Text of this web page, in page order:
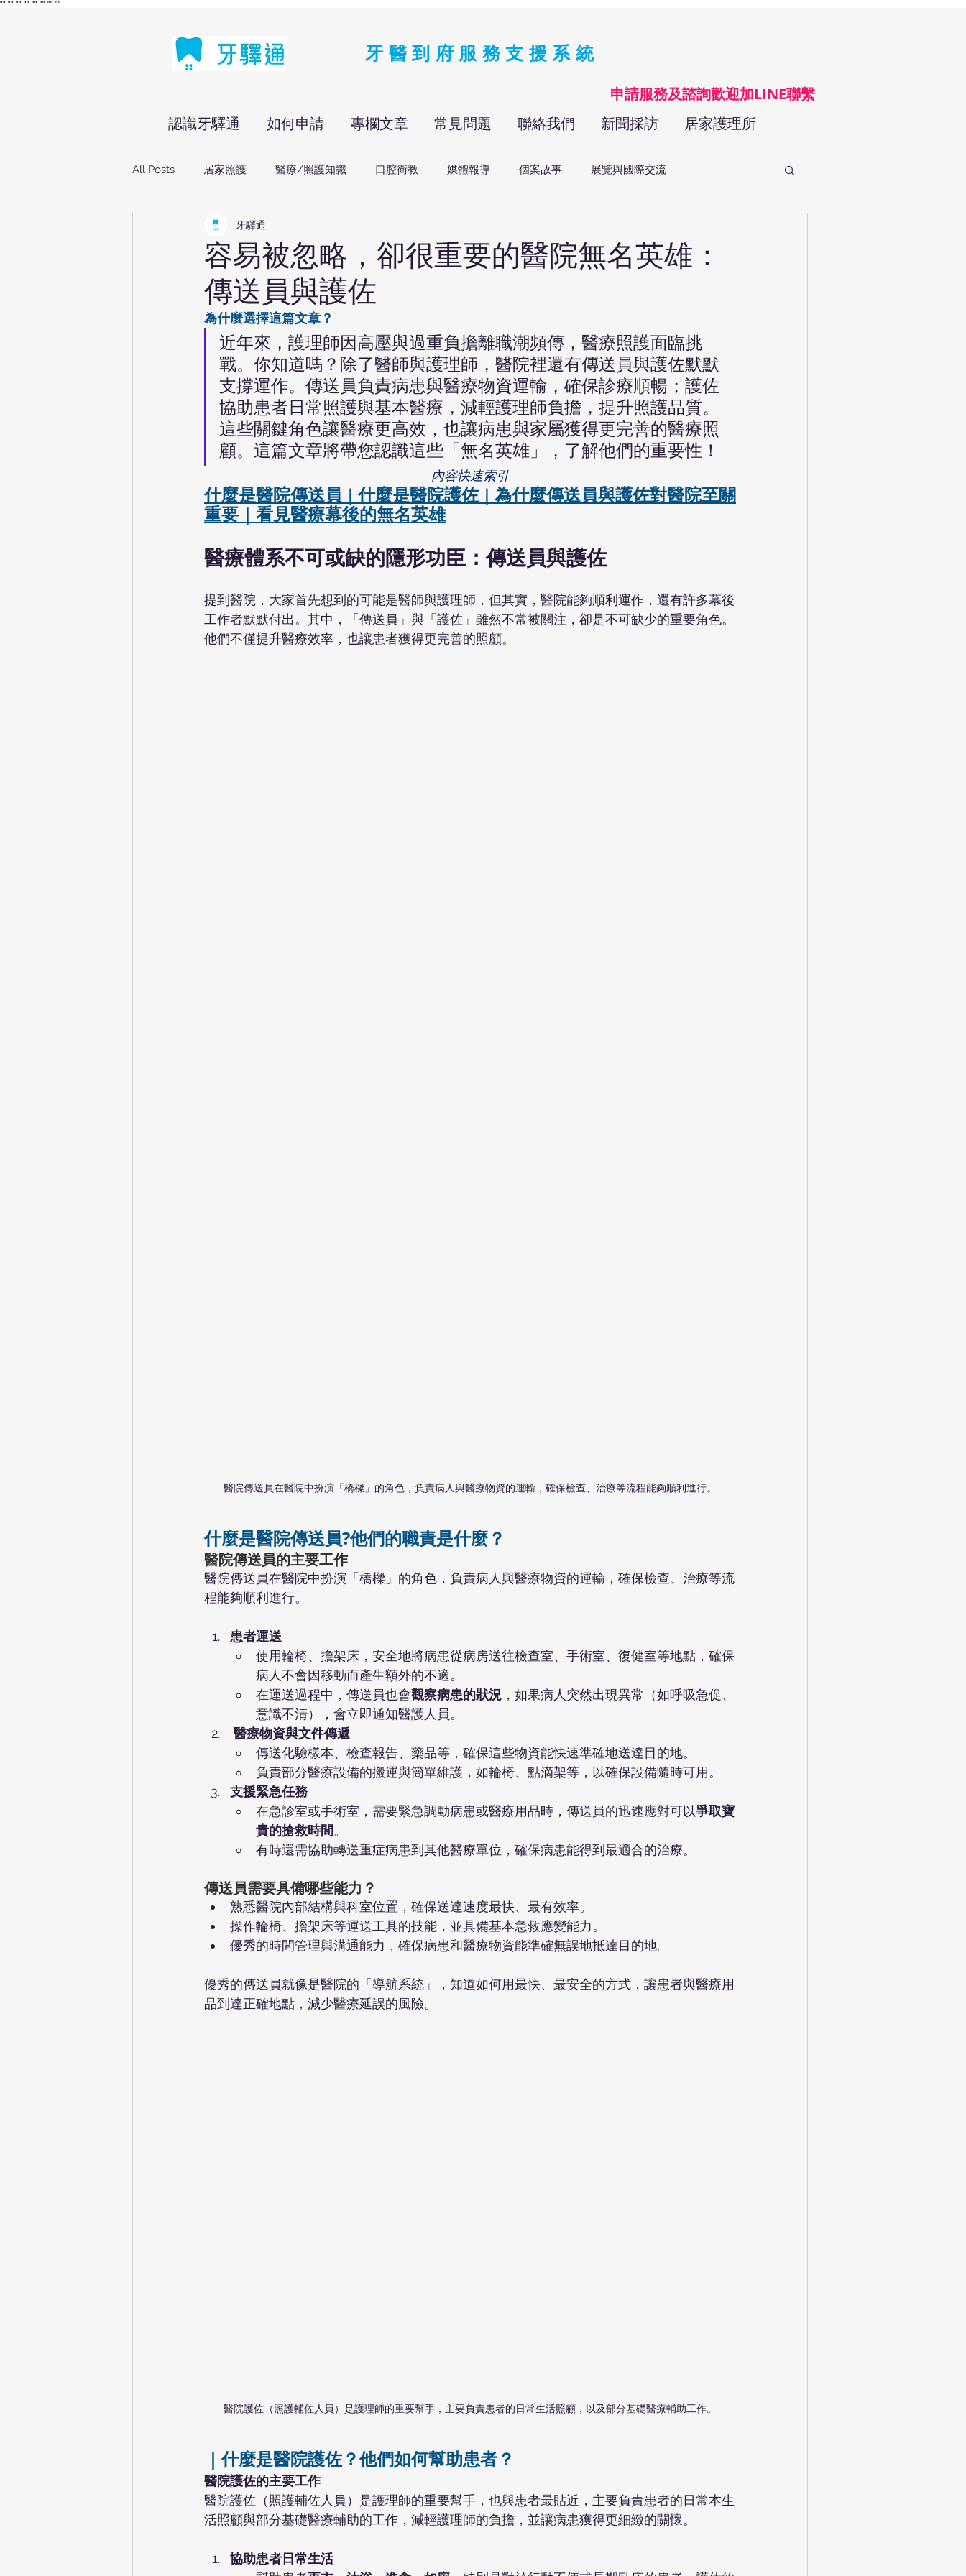
"" "" "" "" "" "" "" ""
牙醫到府服務支援系統
​申請服務及諮詢歡迎加LINE聯繫
認識牙驛通
如何申請 專欄文章 常見問題 聯絡我們 新聞採訪 居家護理所
All Posts 居家照護 醫療/照護知識 口腔衛教 媒體報導 個案故事 展覽與國際交流
容易被忽略，卻很重要的醫院無名英雄：
傳送員與護佐
牙驛通
為什麼選擇這篇文章？
近年來，護理師因高壓與過重負擔離職潮頻傳，醫療照護面臨挑
戰。你知道嗎？除了醫師與護理師，醫院裡還有傳送員與護佐默默
支撐運作。傳送員負責病患與醫療物資運輸，確保診療順暢；護佐
協助患者日常照護與基本醫療，減輕護理師負擔，提升照護品質。
這些關鍵角色讓醫療更高效，也讓病患與家屬獲得更完善的醫療照
顧。這篇文章將帶您認識這些「無名英雄」，了解他們的重要性！
內容快速索引
什麼是醫院傳送員 ｜什麼是醫院護佐 ｜ 為什麼傳送員與護佐對醫院至關
重要 ｜看見醫療幕後的無名英雄
醫療體系不可或缺的隱形功臣：傳送員與護佐
提到醫院，大家首先想到的可能是醫師與護理師，但其實，醫院能夠順利運作，還有許多幕後
工作者默默付出。其中，「傳送員」與「護佐」雖然不常被關注，卻是不可缺少的重要角色。
他們不僅提升醫療效率，也讓患者獲得更完善的照顧。
醫院傳送員在醫院中扮演「橋樑」的角色，負責病人與醫療物資的運輸，確保檢查、治療等流程能夠順利進行。
什麼是醫院傳送員?他們的職責是什麼？
醫院傳送員的主要工作
醫院傳送員在醫院中扮演「橋樑」的角色，負責病人與醫療物資的運輸，確保檢查、治療等流
程能夠順利進行。
患者運送
使用輪椅、擔架床，安全地將病患從病房送往檢查室、手術室、復健室等地點，確保
病人不會因移動而產生額外的不適。
在運送過程中，傳送員也會觀察病患的狀況 ，如果病人突然出現異常（如呼吸急促、
意識不清），會立即通知醫護人員。
醫療物資與文件傳遞
傳送化驗樣本、檢查報告、藥品等，確保這些物資能快速準確地送達目的地。
負責部分醫療設備的搬運與簡單維護，如輪椅、點滴架等，以確保設備隨時可用。
支援緊急任務
在急診室或手術室，需要緊急調動病患或醫療用品時，傳送員的迅速應對可以爭取寶
貴的搶救時間。
有時還需協助轉送重症病患到其他醫療單位，確保病患能得到最適合的治療。
傳送員需要具備哪些能力？
熟悉醫院內部結構與科室位置，確保送達速度最快、最有效率。
操作輪椅、擔架床等運送工具的技能，並具備基本急救應變能力。
優秀的時間管理與溝通能力，確保病患和醫療物資能準確無誤地抵達目的地。
優秀的傳送員就像是醫院的「導航系統」，知道如何用最快、最安全的方式，讓患者與醫療用
品到達正確地點，減少醫療延誤的風險。
醫院護佐（照護輔佐人員）是護理師的重要幫手，主要負責患者的日常生活照顧，以及部分基礎醫療輔助工作。
｜什麼是醫院護佐？他們如何幫助患者？
醫院護佐的主要工作
醫院護佐（照護輔佐人員）是護理師的重要幫手，也與患者最貼近，主要負責患者的日常本生
活照顧與部分基礎醫療輔助的工作，減輕護理師的負擔，並讓病患獲得更細緻的關懷。
協助患者日常生活